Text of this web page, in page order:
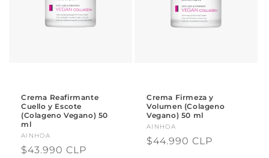
Crema Reafirmante
Cuello y Escote
(Colageno Vegano) 50
ml
Proveedor:
AINHOA
Precio
$43.990 CLP
Crema Firmeza y
Volumen (Colageno
Vegano) 50 ml
Proveedor:
AINHOA
Precio
$44.990 CLP